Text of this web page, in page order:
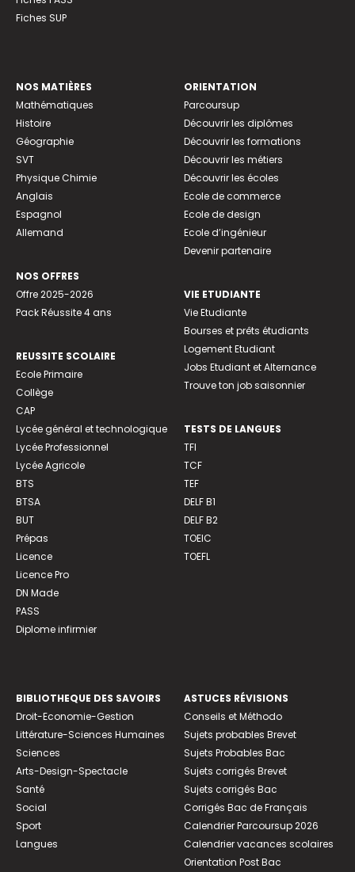
Fiches SUP
NOS MATIÈRES
Mathématiques
Histoire
Géographie
SVT
Physique Chimie
Anglais
Espagnol
Allemand
NOS OFFRES
Offre 2025-2026
Pack Réussite 4 ans
REUSSITE SCOLAIRE
Ecole Primaire
Collège
CAP
Lycée général et technologique
Lycée Professionnel
Lycée Agricole
BTS
BTSA
BUT
Prépas
Licence
Licence Pro
DN Made
PASS
Diplome infirmier
ORIENTATION
Parcoursup
Découvrir les diplômes
Découvrir les formations
Découvrir les métiers
Découvrir les écoles
Ecole de commerce
Ecole de design
Ecole d’ingénieur
Devenir partenaire
VIE ETUDIANTE
Vie Etudiante
Bourses et prêts étudiants
Logement Etudiant
Jobs Etudiant et Alternance
Trouve ton job saisonnier
TESTS DE LANGUES
TFI
TCF
TEF
DELF B1
DELF B2
TOEIC
TOEFL
BIBLIOTHEQUE DES SAVOIRS
Droit-Economie-Gestion
Littérature-Sciences Humaines
Sciences
Arts-Design-Spectacle
Santé
Social
Sport
Langues
ASTUCES RÉVISIONS
Conseils et Méthodo
Sujets probables Brevet
Sujets Probables Bac
Sujets corrigés Brevet
Sujets corrigés Bac
Corrigés Bac de Français
Calendrier Parcoursup 2026
Calendrier vacances scolaires
Orientation Post Bac